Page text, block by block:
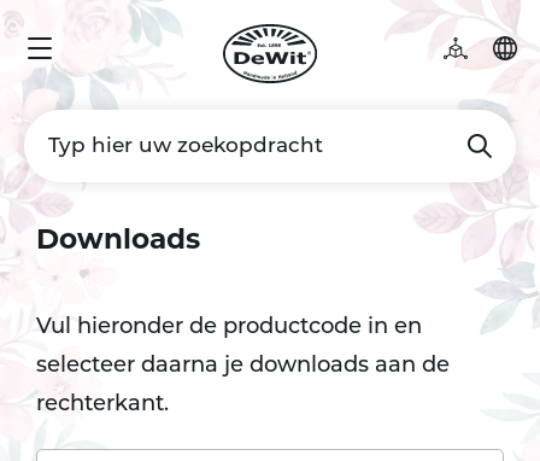
Downloads
Vul hieronder de productcode in en
selecteer daarna je downloads aan de
rechterkant.